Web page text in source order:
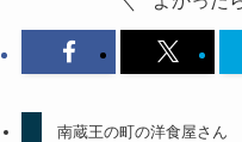
南蔵王の町の洋食屋さん